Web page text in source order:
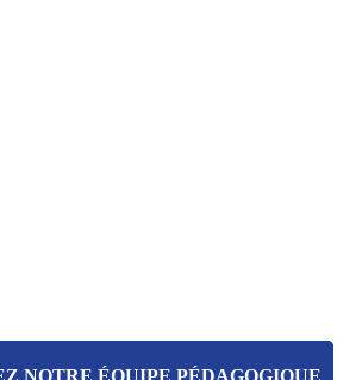
NOTRE ÉQUIPE PÉDAGOGIQUE